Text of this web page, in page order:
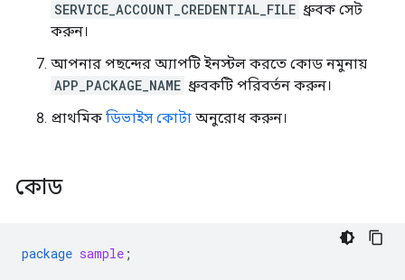
SERVICE_ACCOUNT_CREDENTIAL_FILE ধ্রুবক সেট
করুন।
আপনার পছন্দের অ্যাপটি ইনস্টল করতে কোড নমুনায়
APP_PACKAGE_NAME ধ্রুবকটি পরিবর্তন করুন।
প্রাথমিক ডিভাইস কোটা অনুরোধ করুন।
কোড
package sample ;